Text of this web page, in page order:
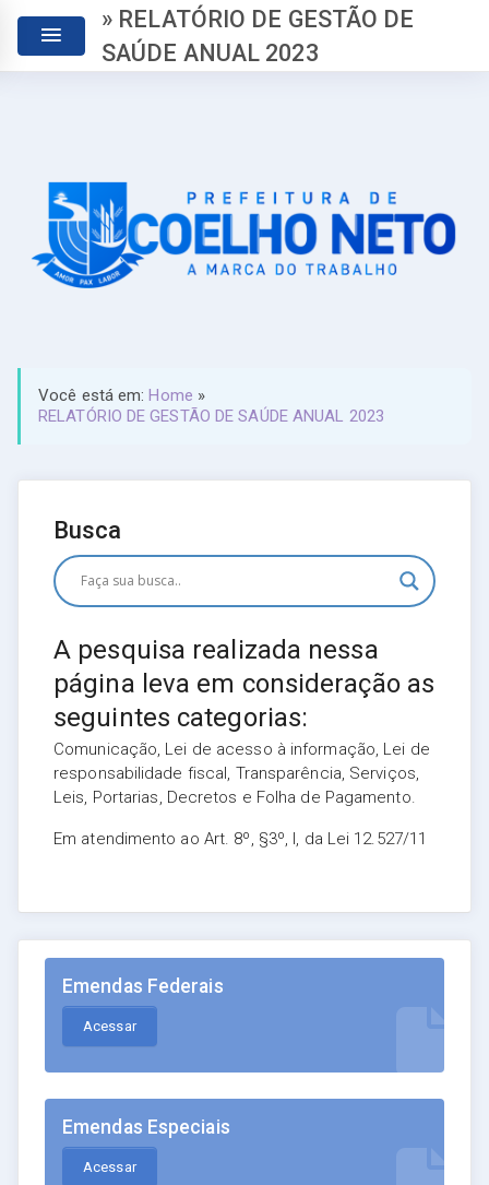
» RELATÓRIO DE GESTÃO DE
SAÚDE ANUAL 2023
Você está em:Home »
RELATÓRIO DE GESTÃO DE SAÚDE ANUAL 2023
Busca
A pesquisa realizada nessa
página leva em consideração as
seguintes categorias:
Comunicação, Lei de acesso à informação, Lei de
responsabilidade fiscal, Transparência, Serviços,
Leis, Portarias, Decretos e Folha de Pagamento.
Em atendimento ao Art. 8º, §3º, I, da Lei 12.527/11
Emendas Federais
Acessar
Emendas Especiais
Acessar